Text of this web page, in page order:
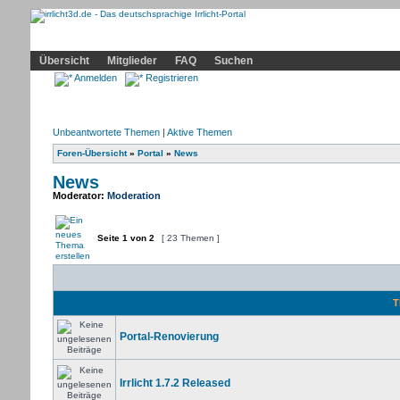
Übersicht
Mitglieder FAQ Suchen
Anmelden Registrieren
Unbeantwortete Themen| Aktive Themen
Foren-Übersicht» Portal » News
News
Moderator: Moderation
Seite 1 von 2 [ 23 Themen ]
Portal-Renovierung
Irrlicht 1.7.2 Released